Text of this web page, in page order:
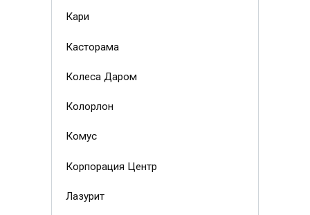
Кари
Касторама
Колеса Даром
Колорлон
Комус
Корпорация Центр
Лазурит